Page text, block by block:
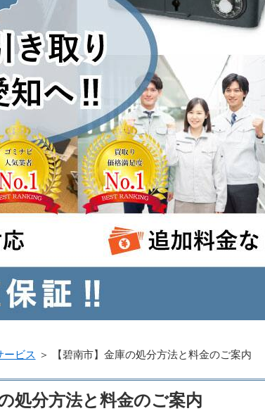
ービス ＞ 【碧南市】金庫の処分方法と料金のご案内
処分方法と料金のご案内